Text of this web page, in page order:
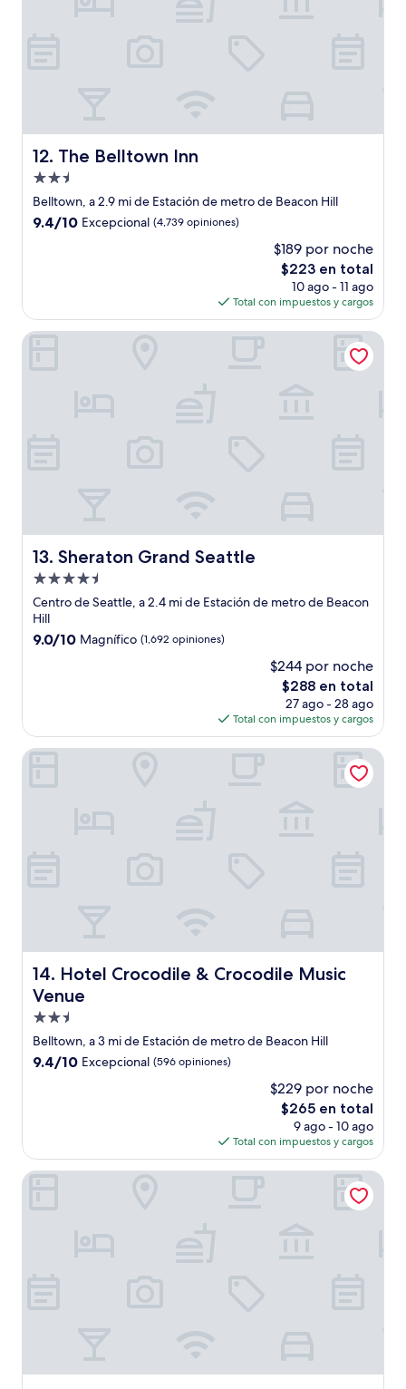
12. The Belltown Inn
The Belltown Inn
Propiedad
de
2.5
Belltown, a 2.9 mi de Estación de metro de Beacon Hill
9.4
9.4/10 Excepcional (4,739 opiniones)
$189 por noche
El
precio
actual
es
de
$223 en total
10 ago - 11 ago
Total con impuestos y cargos
13. Sheraton Grand Seattle
Sheraton Grand Seattle
Propiedad
de
4.5
estrellas
Centro de Seattle, a 2.4 mi de Estación de metro de Beacon
Hill
9.0
9.0/10 Magnífico (1,692 opiniones)
$244 por noche
El
precio
actual
es
de
$288 en total
27 ago - 28 ago
Total con impuestos y cargos
Sheraton Grand Seattle
14. Hotel Crocodile & Crocodile Music
Venue
Hotel Crocodile & Crocodile Music Venue
Propiedad
de
2.5
Belltown, a 3 mi de Estación de metro de Beacon Hill
9.4
9.4/10 Excepcional (596 opiniones)
$229 por noche
El
precio
actual
es
de
$265 en total
9 ago - 10 ago
Total con impuestos y cargos
Hotel Crocodile & Crocodile Music Venue
Hotel Theodore Seattle Downtown, Tapestry by Hilton